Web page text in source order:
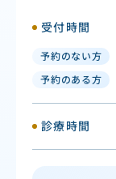
受付時間
予約のない方
予約のある方
診療時間